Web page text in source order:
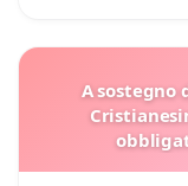
A sostegno